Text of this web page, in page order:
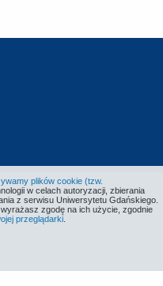
plików cookie (tzw.
w celach autoryzacji, zbierania
z serwisu Uniwersytetu Gdańskiego.
zgodę na ich użycie, zgodnie
przeglądarki